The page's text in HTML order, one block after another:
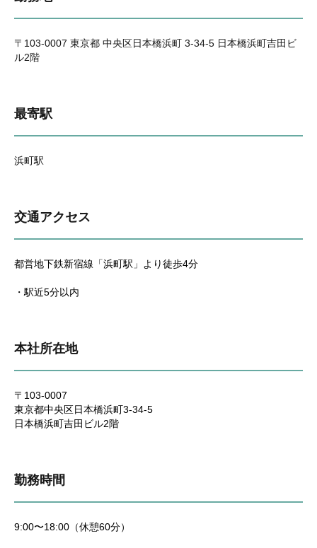
〒103-0007 東京都 中央区日本橋浜町 3-34-5 日本橋浜町吉田ビ
ル2階
最寄駅
浜町駅
交通アクセス
都営地下鉄新宿線「浜町駅」より徒歩4分
・駅近5分以内
本社所在地
〒103-0007
東京都中央区日本橋浜町3-34-5
日本橋浜町吉田ビル2階
勤務時間
9:00〜18:00（休憩60分）